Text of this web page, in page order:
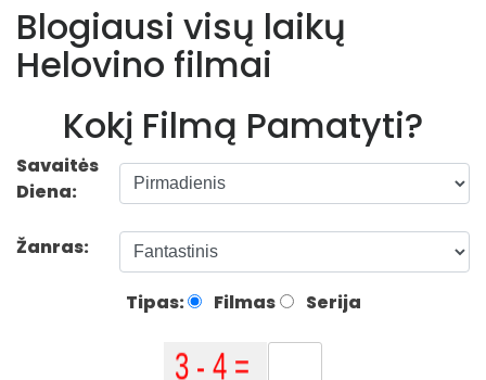
Blogiausi visų laikų
Helovino filmai
Kokį Filmą Pamatyti?
Savaitės
Diena:
Žanras:
Tipas: Filmas Serija